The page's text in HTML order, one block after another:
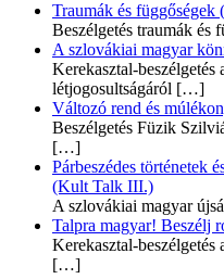
Traumák és
Beszélgetés traumák és
A szlovákiai magyar
Kerekasztal-beszélgetés
létjogosultságáról […]
Változó rend és
Beszélgetés Füzik
[…]
Párbeszédes történetek
(Kult Talk III.)
A szlovákiai magyar
Talpra magyar! Beszélj
Kerekasztal-beszélgetés
[…]